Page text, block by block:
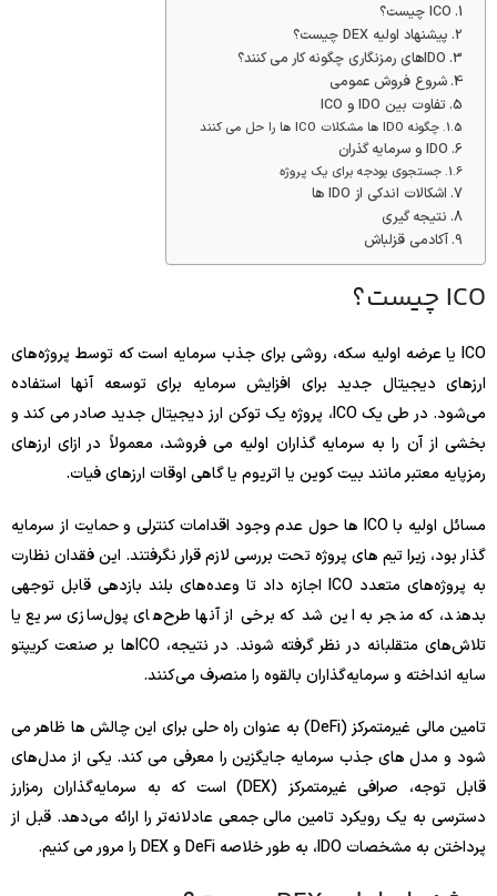
ICO چیست؟
پیشنهاد اولیه DEX چیست؟
IDOهای رمزنگاری چگونه کار می کنند؟
شروع فروش عمومی
تفاوت بین IDO و ICO
چگونه IDO ها مشکلات ICO ها را حل می کنند
IDO و سرمایه گذران
جستجوی بودجه برای یک پروژه
اشکالات اندکی از IDO ها
نتیجه گیری
آکادمی قزلباش
ICO چیست؟
ICO یا عرضه اولیه سکه، روشی برای جذب سرمایه است که توسط پروژه‌های
ارزهای دیجیتال جدید برای افزایش سرمایه برای توسعه آنها استفاده
می‌شود. در طی یک ICO، پروژه یک توکن ارز دیجیتال جدید صادر می کند و
بخشی از آن را به سرمایه گذاران اولیه می فروشد، معمولاً در ازای ارزهای
رمزپایه معتبر مانند بیت کوین یا اتریوم یا گاهی اوقات ارزهای فیات.
مسائل اولیه با ICO ها حول عدم وجود اقدامات کنترلی و حمایت از سرمایه
گذار بود، زیرا تیم های پروژه تحت بررسی لازم قرار نگرفتند. این فقدان نظارت
به پروژه‌های متعدد ICO اجازه داد تا وعده‌های بلند بازدهی قابل توجهی
بدهند، که منجر به این شد که برخی از آنها طرح‌های پول‌سازی سریع یا
تلاش‌های متقلبانه در نظر گرفته شوند. در نتیجه، ICOها بر صنعت کریپتو
سایه انداخته و سرمایه‌گذاران بالقوه را منصرف می‌کنند.
تامین مالی غیرمتمرکز (DeFi) به عنوان راه حلی برای این چالش ها ظاهر می
شود و مدل های جذب سرمایه جایگزین را معرفی می کند. یکی از مدل‌های
قابل توجه، صرافی غیرمتمرکز (DEX) است که به سرمایه‌گذاران رمزارز
دسترسی به یک رویکرد تامین مالی جمعی عادلانه‌تر را ارائه می‌دهد. قبل از
پرداختن به مشخصات IDO، به طور خلاصه DeFi و DEX را مرور می کنیم.